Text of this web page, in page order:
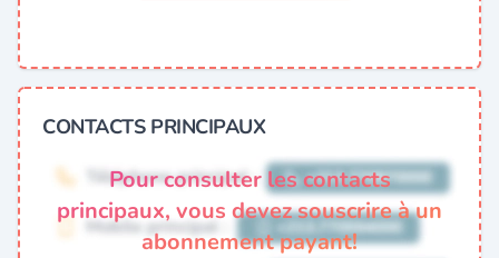
CONTACTS PRINCIPAUX
Pour consulter les contacts
principaux, vous devez souscrire à un
abonnement payant!